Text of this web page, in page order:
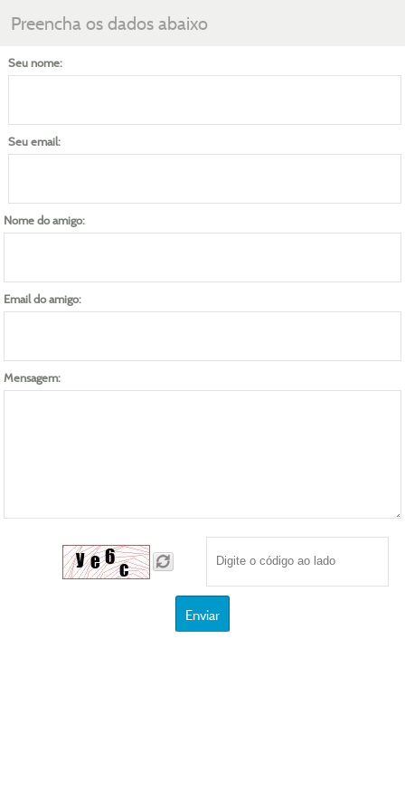
Preencha os dados abaixo
Seu nome:
Seu email:
Nome do amigo:
Email do amigo:
Mensagem:
Enviar